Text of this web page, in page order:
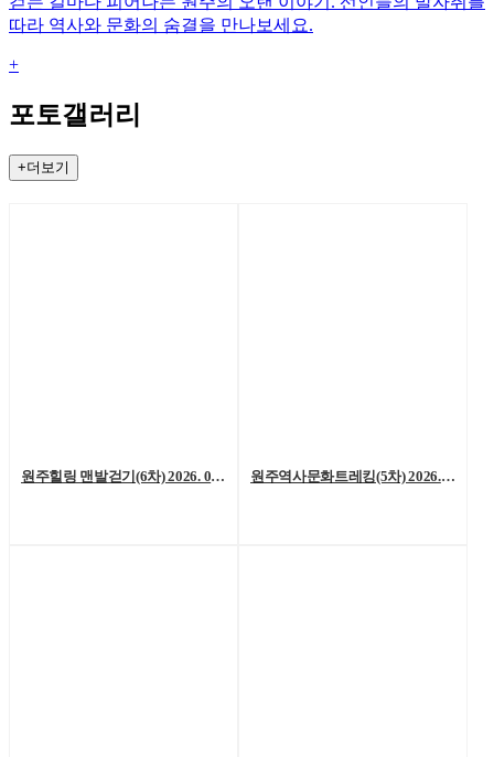
따라 역사와 문화의 숨결을 만나보세요.
+
포토갤러리
+더보기
원주힐링 맨발걷기(6차) 2026. 08. 01. (토) 원주역사문화트레킹(5차) 2026. 07. 25.(토)